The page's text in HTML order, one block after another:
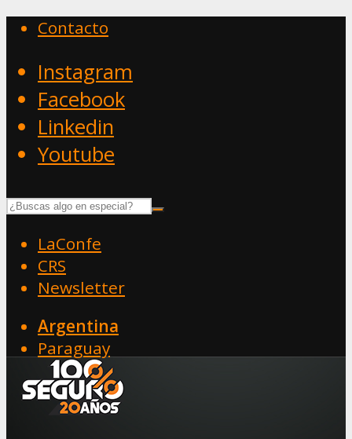
Contacto
Instagram
Facebook
Linkedin
Youtube
LaConfe
CRS
Newsletter
Argentina
Paraguay